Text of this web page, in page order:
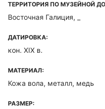
ТЕРРИТОРИЯ ПО МУЗЕЙНОЙ
Восточная Галиция, _
ДАТИРОВКА:
кон. XIX в.
МАТЕРИАЛ:
Кожа вола, металл, медь
РАЗМЕР: